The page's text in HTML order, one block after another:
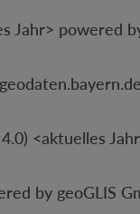
powered
<aktuelles
by geoGLIS